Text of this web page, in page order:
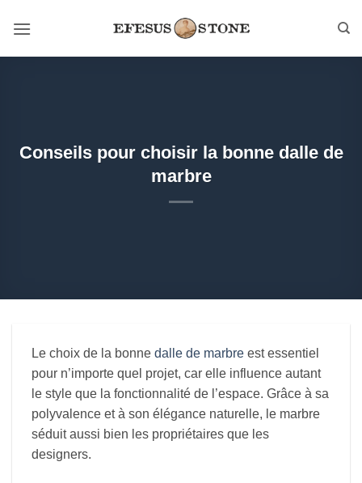
Conseils pour choisir la bonne dalle de
marbre
Le choix de la bonne dalle de marbre est essentiel
pour n’importe quel projet, car elle influence autant
le style que la fonctionnalité de l’espace. Grâce à sa
polyvalence et à son élégance naturelle, le marbre
séduit aussi bien les propriétaires que les
designers.